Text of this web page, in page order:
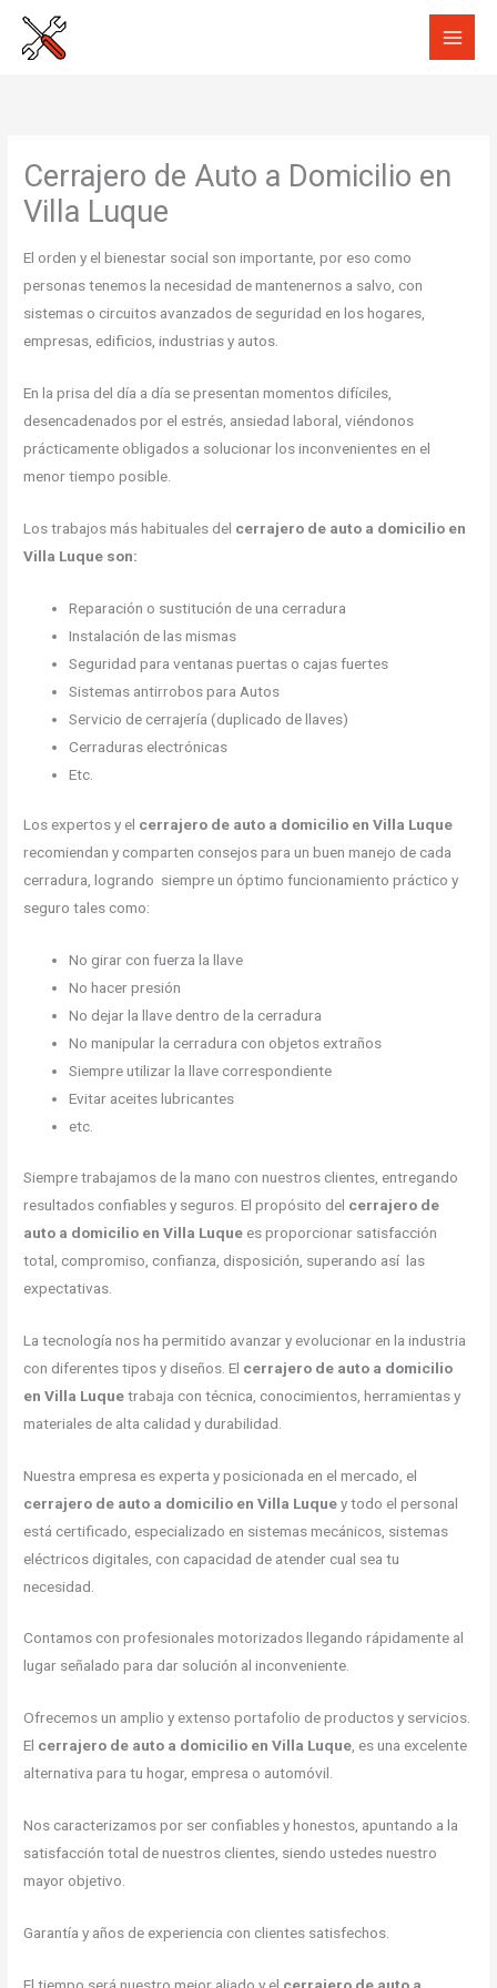
Cerrajero de Auto a Domicilio en
Villa Luque
El orden y el bienestar social son importante, por eso como
personas tenemos la necesidad de mantenernos a salvo, con
sistemas o circuitos avanzados de seguridad en los hogares,
empresas, edificios, industrias y autos.
En la prisa del día a día se presentan momentos difíciles,
desencadenados por el estrés, ansiedad laboral, viéndonos
prácticamente obligados a solucionar los inconvenientes en el
menor tiempo posible.
Los trabajos más habituales del cerrajero de auto a domicilio en
Villa Luque son:
Reparación o sustitución de una cerradura
Instalación de las mismas
Seguridad para ventanas puertas o cajas fuertes
Sistemas antirrobos para Autos
Servicio de cerrajería (duplicado de llaves)
Cerraduras electrónicas
Etc.
Los expertos y el cerrajero de auto a domicilio en Villa Luque
recomiendan y comparten consejos para un buen manejo de cada
cerradura, logrando siempre un óptimo funcionamiento práctico y
seguro tales como:
No girar con fuerza la llave
No hacer presión
No dejar la llave dentro de la cerradura
No manipular la cerradura con objetos extraños
Siempre utilizar la llave correspondiente
Evitar aceites lubricantes
etc.
Siempre trabajamos de la mano con nuestros clientes, entregando
resultados confiables y seguros. El propósito del cerrajero de
auto a domicilio en Villa Luque es proporcionar satisfacción
total, compromiso, confianza, disposición, superando así las
expectativas.
La tecnología nos ha permitido avanzar y evolucionar en la industria
con diferentes tipos y diseños. El cerrajero de auto a domicilio
en Villa Luquetrabaja con técnica, conocimientos, herramientas y
materiales de alta calidad y durabilidad.
Nuestra empresa es experta y posicionada en el mercado, el
cerrajero de auto a domicilio en Villa Luquey todo el personal
está certificado, especializado en sistemas mecánicos, sistemas
eléctricos digitales, con capacidad de atender cual sea tu
necesidad.
Contamos con profesionales motorizados llegando rápidamente al
lugar señalado para dar solución al inconveniente.
Ofrecemos un amplio y extenso portafolio de productos y servicios.
El cerrajero de auto a domicilio en Villa Luque, es una excelente
alternativa para tu hogar, empresa o automóvil.
Nos caracterizamos por ser confiables y honestos, apuntando a la
satisfacción total de nuestros clientes, siendo ustedes nuestro
mayor objetivo.
Garantía y años de experiencia con clientes satisfechos.